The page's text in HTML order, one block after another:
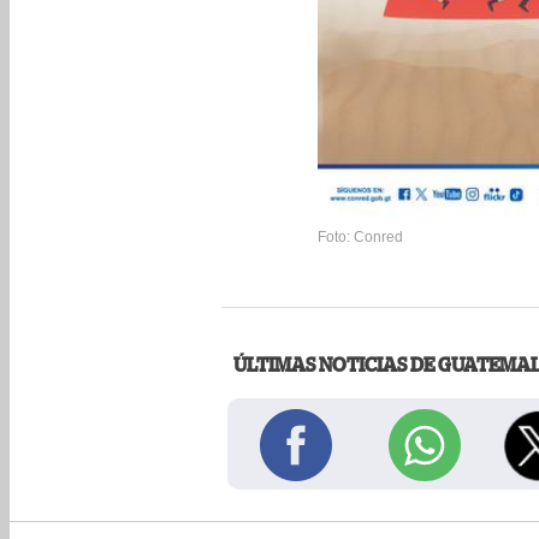
Foto: Conred
ÚLTIMAS NOTICIAS DE